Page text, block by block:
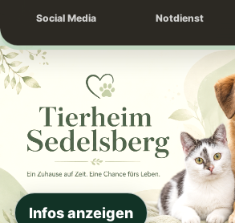
Social Media Notdienst
Infos anzeigen